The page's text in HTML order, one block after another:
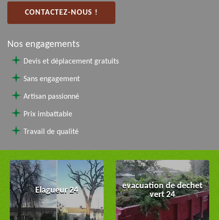
CONTACTEZ-NOUS !
Nos engagements
Devis et déplacement gratuits
Sans engagement
Artisan passionné
Prix imbattable
Travail de qualité
Elagueur 24
evacuation de dechet
vert 24